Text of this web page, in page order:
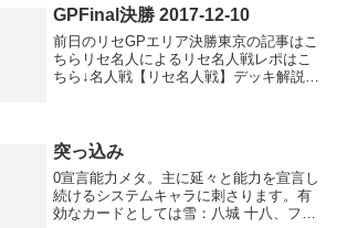
性に続く文は...
GPFinal決勝 2017-12-10
前日のリセGPエリア決勝東京の記事はこ
ちらリセ名人によるリセ名人戦レポはこ
ちら↓名人戦【リセ名人戦】デッキ解説
名人戦5位...
突っ込み
0宣言能力メタ。主に延々と能力を宣言し
続けるシステムキャラに刺さります。有
効なカードとしては雪：八城 十八、フェ